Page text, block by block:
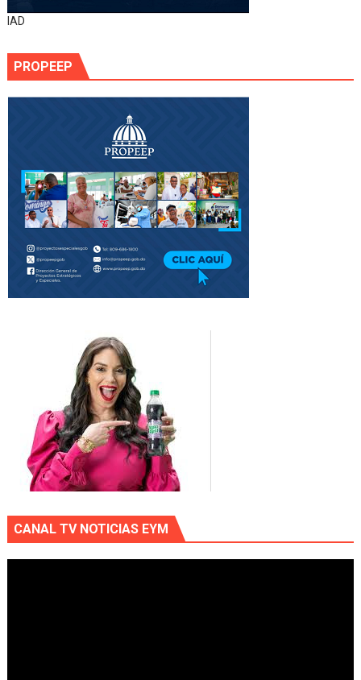
IAD
PROPEEP
CANAL TV NOTICIAS EYM